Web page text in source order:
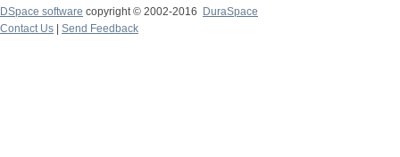
DSpace software copyright © 2002-2016
DuraSpace
Contact Us
Send Feedback